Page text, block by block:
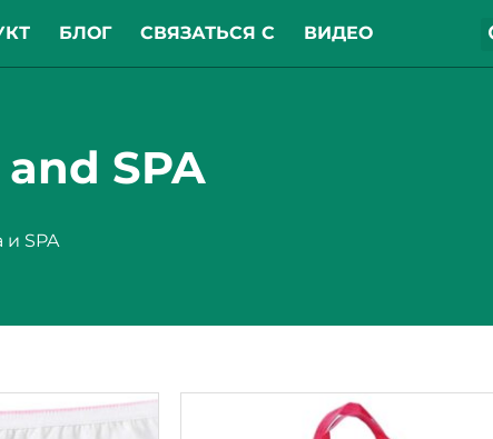
БЛОГ СВЯЗАТЬСЯ С ВИДЕО
SPA
и SPA